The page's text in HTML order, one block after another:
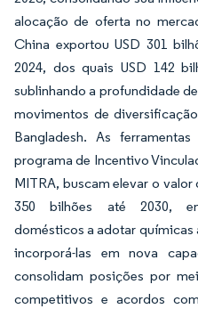
alocação de oferta no
China exportou USD 301
2024, dos quais USD 142
sublinhando a profundidade
movimentos de
Bangladesh. As
programa de Incentivo
MITRA, buscam elevar o
350 bilhões até 2030,
domésticos a adotar químicas
incorporá-las em nova
consolidam posições por
competitivos e acordos